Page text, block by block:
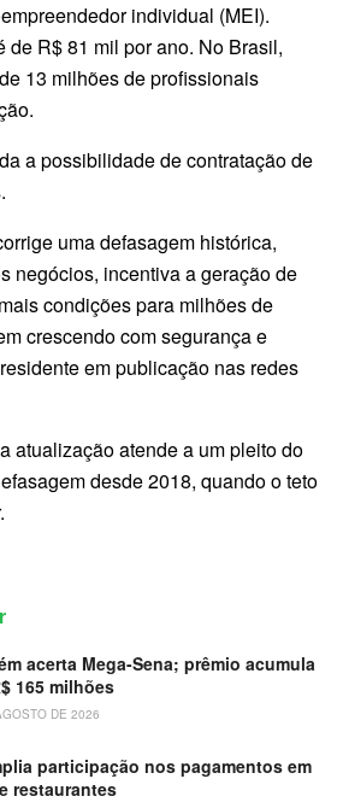
individual (MEI).
de R$ 81 mil por ano. No Brasil,
13 milhões de profissionais
a possibilidade de contratação de
uma defasagem histórica,
negócios, incentiva a geração de
condições para milhões de
crescendo com segurança e
em publicação nas redes
atualização atende a um pleito do
desde 2018, quando o teto
acerta Mega-Sena; prêmio acumula
165 milhões
DE 2026
participação nos pagamentos em
restaurantes